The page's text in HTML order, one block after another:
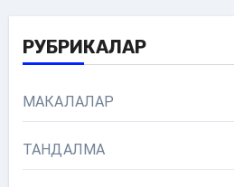
РУБРИКАЛАР
МАКАЛАЛАР
ТАНДАЛМА